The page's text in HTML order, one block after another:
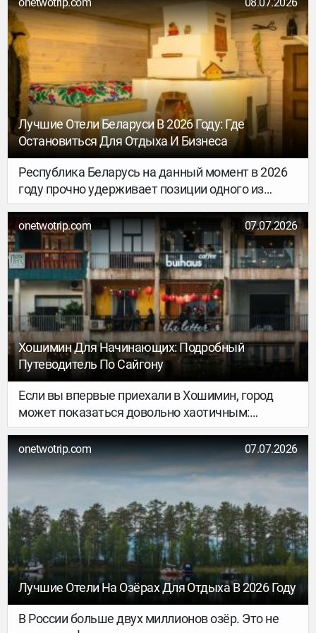
одноимённую пиццу, открылся старейший
оперный театр в мире, и отсюда всего за час на
пароме можно добраться до островов —
например, до того самого Капри. Рассказываем,
где остановиться, что посмотреть и как
провести время в Неаполе.
Лучшие Отели Беларуси В 2026 Году: Где
Остановиться Для Отдыха И Бизнеса
Республика Беларусь на данный момент в 2026
году прочно удерживает позиции одного из
самых востребованных, комфортных и
доступных направлений для путешествий.
Современный туризм здесь развивается
стремительными темпами, а гостиничная
индустрия предлагает гостям высочайший
уровень сервиса, способный приятно удивить
даже самых искушённых путешественников.
onetwotrip.com 07.07.2026
Хошимин Для Начинающих: Подробный
Путеводитель По Сайгону
Если вы впервые приехали в Хошимин, город
может показаться довольно хаотичным:
плотный поток байков, современные высотки,
старые кварталы и шумные рынки. Из-за этого
многие путешественники проводят в городе
всего пару дней, ограничиваясь несколькими
популярными достопримечательностями. Но
именно Хошимин помогает лучше понять
современный Вьетнам и увидеть, как менялась
страна на протяжении последних десятилетий.
onetwotrip.com 07.07.2026
Лучшие Отели На Озёрах Для Отдыха В 2026 Году
В России больше двух миллионов озёр. Это не